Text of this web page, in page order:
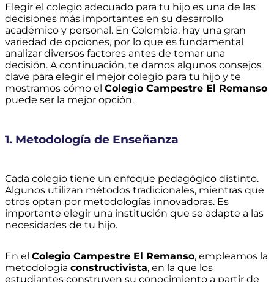
Elegir el colegio adecuado para tu hijo es una de las
decisiones más importantes en su desarrollo
académico y personal. En Colombia, hay una gran
variedad de opciones, por lo que es fundamental
analizar diversos factores antes de tomar una
decisión. A continuación, te damos algunos consejos
clave para elegir el mejor colegio para tu hijo y te
mostramos cómo el Colegio Campestre El Remanso
puede ser la mejor opción.
1. Metodología de Enseñanza
Cada colegio tiene un enfoque pedagógico distinto.
Algunos utilizan métodos tradicionales, mientras que
otros optan por metodologías innovadoras. Es
importante elegir una institución que se adapte a las
necesidades de tu hijo.
En el Colegio Campestre El Remanso, empleamos la
metodología constructivista, en la que los
estudiantes construyen su conocimiento a partir de